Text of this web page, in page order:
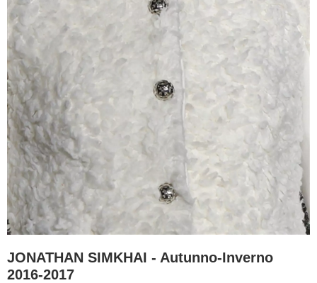
JONATHAN SIMKHAI - Autunno-Inverno
2016-2017